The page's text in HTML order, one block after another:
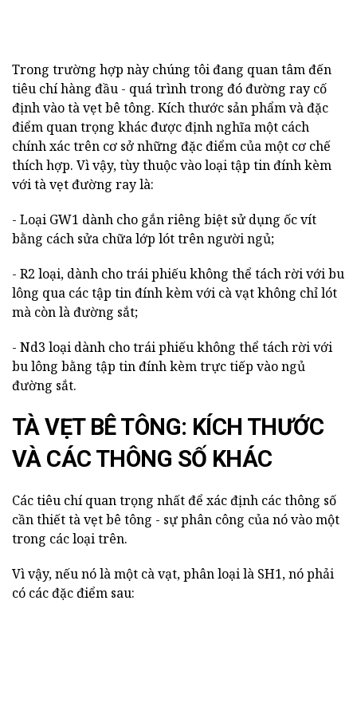
Trong trường hợp này chúng tôi đang quan tâm đến
tiêu chí hàng đầu - quá trình trong đó đường ray cố
định vào tà vẹt bê tông. Kích thước sản phẩm và đặc
điểm quan trọng khác được định nghĩa một cách
chính xác trên cơ sở những đặc điểm của một cơ chế
thích hợp. Vì vậy, tùy thuộc vào loại tập tin đính kèm
với tà vẹt đường ray là:
- Loại GW1 dành cho gắn riêng biệt sử dụng ốc vít
bằng cách sửa chữa lớp lót trên người ngủ;
- R2 loại, dành cho trái phiếu không thể tách rời với bu
lông qua các tập tin đính kèm với cà vạt không chỉ lót
mà còn là đường sắt;
- Nd3 loại dành cho trái phiếu không thể tách rời với
bu lông bằng tập tin đính kèm trực tiếp vào ngủ
đường sắt.
TÀ VẸT BÊ TÔNG: KÍCH THƯỚC
VÀ CÁC THÔNG SỐ KHÁC
Các tiêu chí quan trọng nhất để xác định các thông số
cần thiết tà vẹt bê tông - sự phân công của nó vào một
trong các loại trên.
Vì vậy, nếu nó là một cà vạt, phân loại là SH1, nó phải
có các đặc điểm sau: